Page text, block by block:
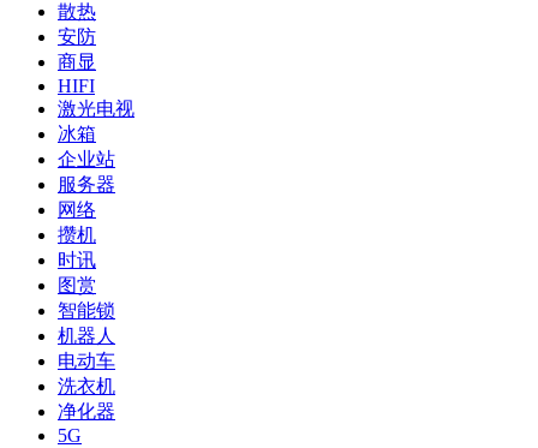
散热
安防
商显
HIFI
激光电视
冰箱
企业站
服务器
网络
攒机
时讯
图赏
智能锁
机器人
电动车
洗衣机
净化器
5G